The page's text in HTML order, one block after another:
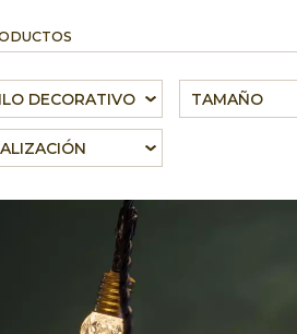
DECORATIVO TAMAÑO